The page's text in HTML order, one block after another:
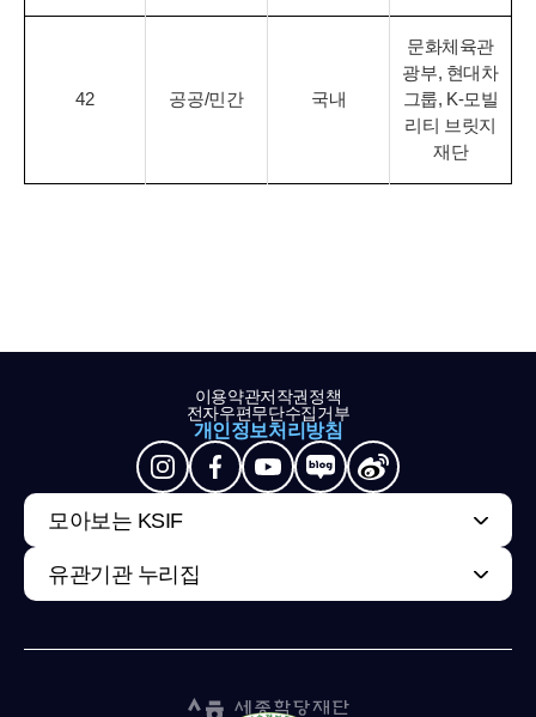
42 공공/민간 국내
문화체육관
광부, 현대차
그룹, K-모빌
리티 브릿지
재단
이용약관저작권정책
전자우편무단수집거부
개인정보처리방침
모아보는 KSIF
유관기관 누리집